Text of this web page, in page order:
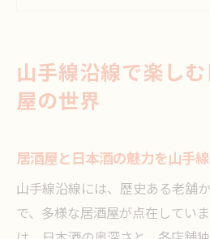
日本酒好きが集う居酒屋
山手線沿線で居酒屋巡
居酒屋で味わう日本酒
る
日本酒ファンが集まる
山手線沿線で楽し
屋の世界
居酒屋と日本酒の魅力を山手
山手線沿線には、歴史ある老舗
で、多様な居酒屋が点在してい